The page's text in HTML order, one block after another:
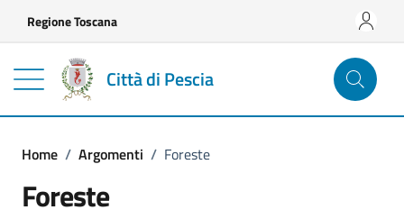
Regione Toscana
Città di Pescia
Home / Argomenti / Foreste
Foreste